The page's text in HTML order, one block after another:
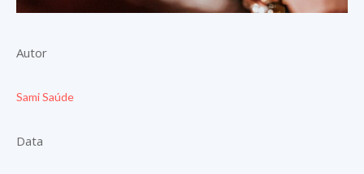
Autor
Sami Saúde
Data